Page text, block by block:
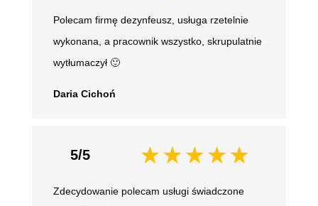
Polecam firmę dezynfeusz, usługa rzetelnie
wykonana, a pracownik wszystko, skrupulatnie
wytłumaczył 🙂
Daria Cichoń
5/5
Zdecydowanie polecam usługi świadczone